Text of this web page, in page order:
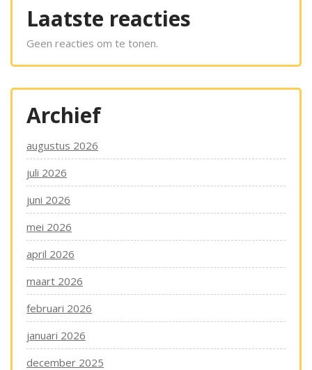
Laatste reacties
Geen reacties om te tonen.
Archief
augustus 2026
juli 2026
juni 2026
mei 2026
april 2026
maart 2026
februari 2026
januari 2026
december 2025